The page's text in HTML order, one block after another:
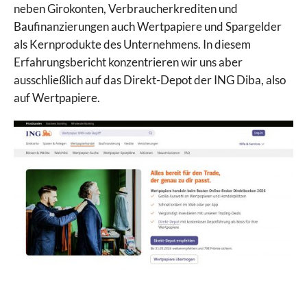
neben Girokonten, Verbraucherkrediten und
Baufinanzierungen auch Wertpapiere und Spargelder
als Kernprodukte des Unternehmens. In diesem
Erfahrungsbericht konzentrieren wir uns aber
ausschließlich auf das Direkt-Depot der ING Diba, also
auf Wertpapiere.